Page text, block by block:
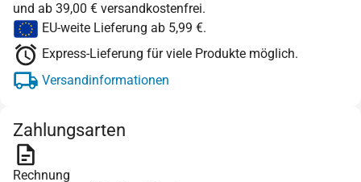
und ab 39,00 € versandkostenfrei.
EU-weite Lieferung ab 5,99 €.
Express-Lieferung für viele Produkte möglich.
Versandinformationen
Zahlungsarten
Rechnung